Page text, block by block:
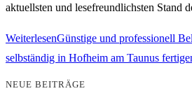
aktuellsten und lesefreundlichsten Stand
WeiterlesenGünstige und professionell
selbständig in Hofheim am Taunus
NEUE BEITRÄGE